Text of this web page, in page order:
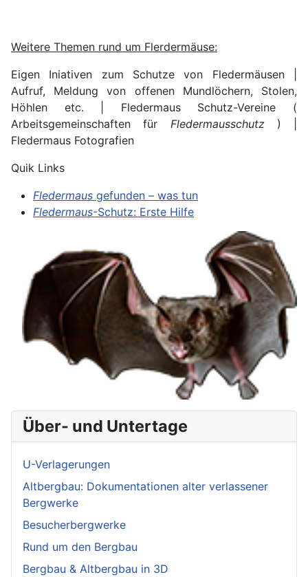
Weitere Themen rund um Flerdermäuse:
Eigen Iniativen zum Schutze von Fledermäusen |
Aufruf, Meldung von offenen Mundlöchern, Stolen,
Höhlen etc. | Fledermaus Schutz-Vereine (
Arbeitsgemeinschaften für Fledermausschutz) |
Fledermaus Fotografien
Quik Links
Fledermaus gefunden – was tun
Fledermaus-Schutz: Erste Hilfe
Über- und Untertage
U-Verlagerungen
Altbergbau: Dokumentationen alter verlassener
Bergwerke
Besucherbergwerke
Rund um den Bergbau
Bergbau & Altbergbau in 3D